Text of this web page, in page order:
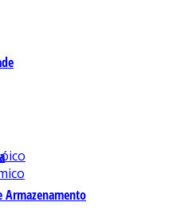
Armazenamento